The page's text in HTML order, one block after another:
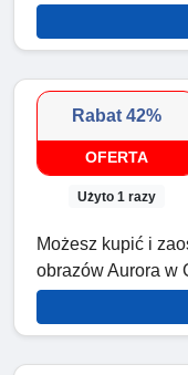
Rabat 42%
OFERTA
Użyto 1 razy
Możesz kupić i
obrazów Aurora w